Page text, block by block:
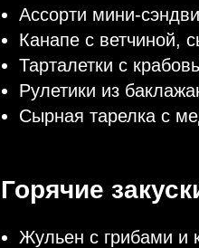
Ассорти мини-
Канапе с ветчиной,
Тарталетки с
Рулетики из
Сырная тарелка с
Горячие
Жульен с грибами и